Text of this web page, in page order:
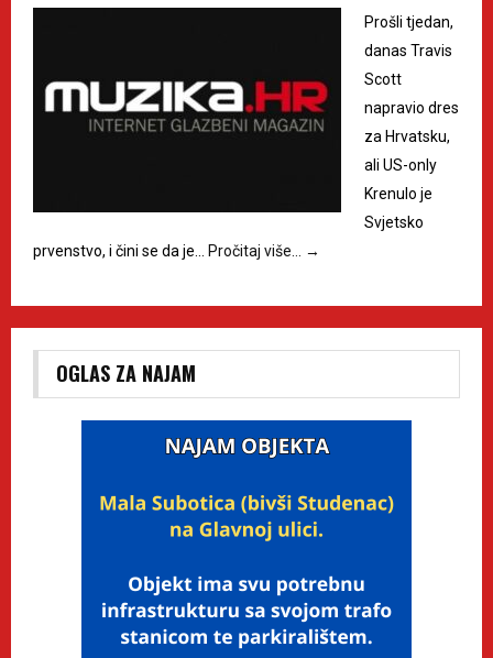
Prošli tjedan,
danas Travis
Scott
napravio dres
za Hrvatsku,
ali US-only
Krenulo je
Svjetsko
prvenstvo, i čini se da je…
Pročitaj više… →
OGLAS ZA NAJAM